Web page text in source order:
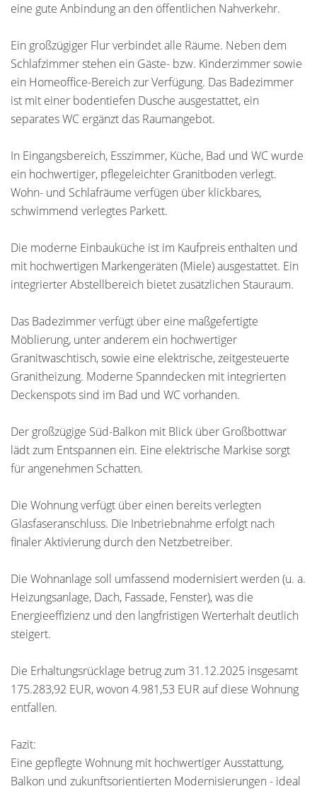
eine gute Anbindung an den öffentlichen Nahverkehr.
Ein großzügiger Flur verbindet alle Räume. Neben dem
Schlafzimmer stehen ein Gäste- bzw. Kinderzimmer sowie
ein Homeoffice-Bereich zur Verfügung. Das Badezimmer
ist mit einer bodentiefen Dusche ausgestattet, ein
separates WC ergänzt das Raumangebot.
In Eingangsbereich, Esszimmer, Küche, Bad und WC wurde
ein hochwertiger, pflegeleichter Granitboden verlegt.
Wohn- und Schlafräume verfügen über klickbares,
schwimmend verlegtes Parkett.
Die moderne Einbauküche ist im Kaufpreis enthalten und
mit hochwertigen Markengeräten (Miele) ausgestattet. Ein
integrierter Abstellbereich bietet zusätzlichen Stauraum.
Das Badezimmer verfügt über eine maßgefertigte
Möblierung, unter anderem ein hochwertiger
Granitwaschtisch, sowie eine elektrische, zeitgesteuerte
Granitheizung. Moderne Spanndecken mit integrierten
Deckenspots sind im Bad und WC vorhanden.
Der großzügige Süd-Balkon mit Blick über Großbottwar
lädt zum Entspannen ein. Eine elektrische Markise sorgt
für angenehmen Schatten.
Die Wohnung verfügt über einen bereits verlegten
Glasfaseranschluss. Die Inbetriebnahme erfolgt nach
finaler Aktivierung durch den Netzbetreiber.
Die Wohnanlage soll umfassend modernisiert werden (u. a.
Heizungsanlage, Dach, Fassade, Fenster), was die
Energieeffizienz und den langfristigen Werterhalt deutlich
steigert.
Die Erhaltungsrücklage betrug zum 31.12.2025 insgesamt
175.283,92 EUR, wovon 4.981,53 EUR auf diese Wohnung
entfallen.
Fazit:
Eine gepflegte Wohnung mit hochwertiger Ausstattung,
Balkon und zukunftsorientierten Modernisierungen - ideal